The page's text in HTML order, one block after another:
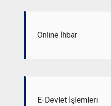
Online İhbar
E-Devlet İşlemleri